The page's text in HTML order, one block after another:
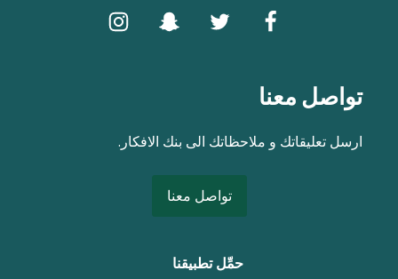
تواصل معنا
ارسل تعليقاتك و ملاحظاتك الى بنك الافكار.
تواصل معنا
حمِّل تطبيقنا